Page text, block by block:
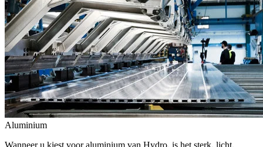
Aluminium
Wanneer u kiest voor aluminium van Hydro, is het sterk, licht,